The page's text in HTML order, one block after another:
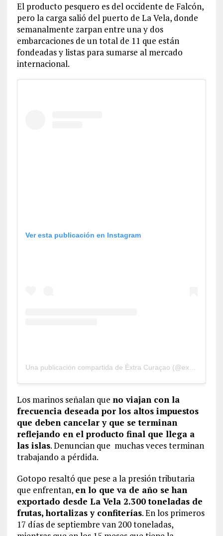
El producto pesquero es del occidente de Falcón,
pero la carga salió del puerto de La Vela, donde
semanalmente zarpan entre una y dos
embarcaciones de un total de 11 que están
fondeadas y listas para sumarse al mercado
internacional.
Ver esta publicación en Instagram
Los marinos señalan que no viajan con la
frecuencia deseada por los altos impuestos
que deben cancelar y que se terminan
reflejando en el producto final que llega a
las islas. Denuncian que muchas veces terminan
trabajando a pérdida.
Gotopo resaltó que pese a la presión tributaria
que enfrentan, en lo que va de año se han
exportado desde La Vela 2.300 toneladas de
frutas, hortalizas y confiterías. En los primeros
17 días de septiembre van 200 toneladas,